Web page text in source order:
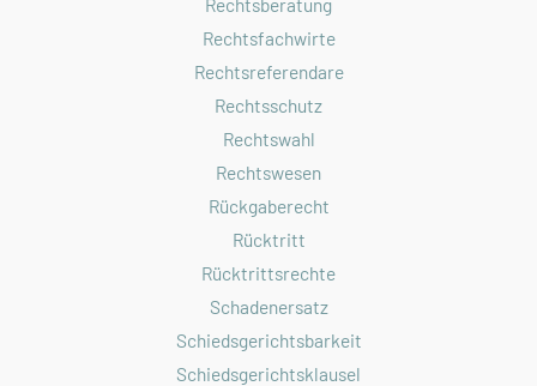
Rechtsfachwirte
Rechtsreferendare
Rechtsschutz
Rechtswahl
Rechtswesen
Rückgaberecht
Rücktritt
Rücktrittsrechte
Schadenersatz
Schiedsgerichtsbarkeit
Schiedsgerichtsklausel